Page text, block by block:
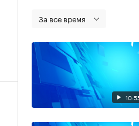
За все время